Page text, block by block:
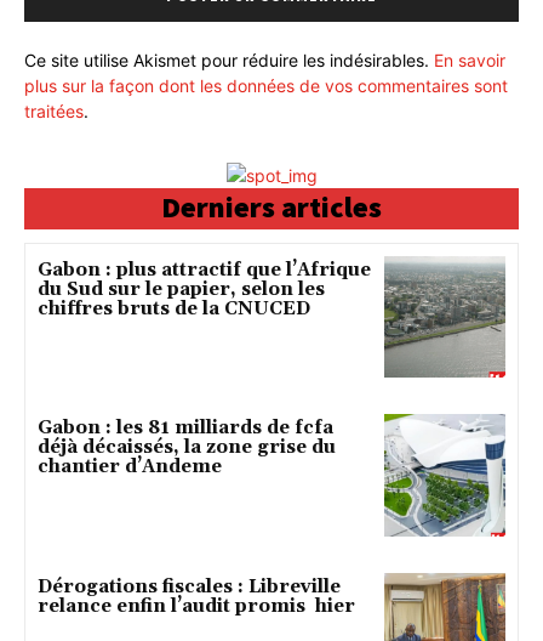
Ce site utilise Akismet pour réduire les indésirables. En savoir
plus sur la façon dont les données de vos commentaires sont
traitées.
Derniers articles
Gabon : plus attractif que l’Afrique
du Sud sur le papier, selon les
chiffres bruts de la CNUCED
Gabon : les 81 milliards de fcfa
déjà décaissés, la zone grise du
chantier d’Andeme
Dérogations fiscales : Libreville
relance enfin l’audit promis hier